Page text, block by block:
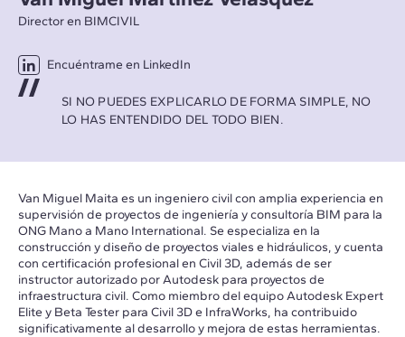
Director en BIMCIVIL
Encuéntrame en LinkedIn
SI NO PUEDES EXPLICARLO DE FORMA SIMPLE, NO
LO HAS ENTENDIDO DEL TODO BIEN.
Van Miguel Maita es un ingeniero civil con amplia experiencia en
supervisión de proyectos de ingeniería y consultoría BIM para la
ONG Mano a Mano International. Se especializa en la
construcción y diseño de proyectos viales e hidráulicos, y cuenta
con certificación profesional en Civil 3D, además de ser
instructor autorizado por Autodesk para proyectos de
infraestructura civil. Como miembro del equipo Autodesk Expert
Elite y Beta Tester para Civil 3D e InfraWorks, ha contribuido
significativamente al desarrollo y mejora de estas herramientas.